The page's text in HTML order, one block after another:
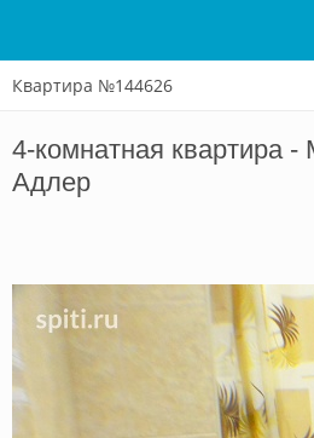
Войти
Сдать
Квартира №144626
4-комнатная квартира -
Адлер